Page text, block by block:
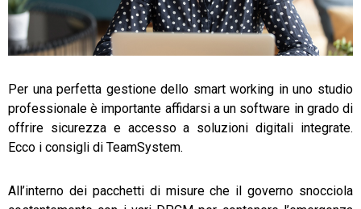
TeamSystem Corporate
TeamSystem Store
Per una perfetta gestione dello smart working in uno studio
professionale è importante affidarsi a un software in grado di
offrire sicurezza e accesso a soluzioni digitali integrate.
Ecco i consigli di TeamSystem.
All’interno dei pacchetti di misure che il governo snocciola